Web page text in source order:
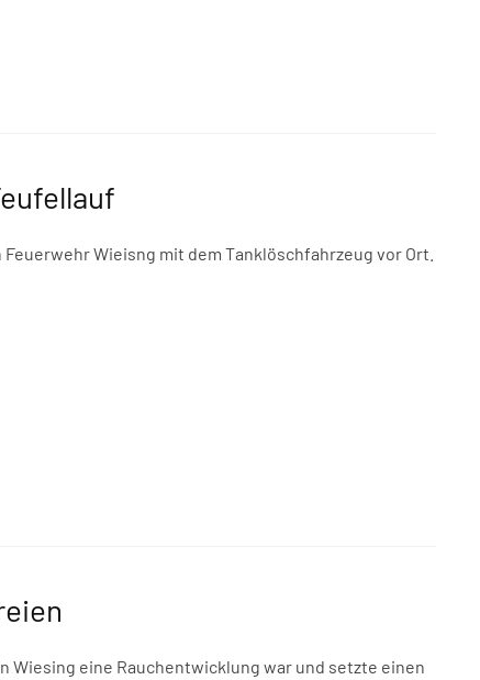
Wieisng mit dem Tanklöschfahrzeug vor Ort.
Wiesing eine Rauchentwicklung war und setzte einen